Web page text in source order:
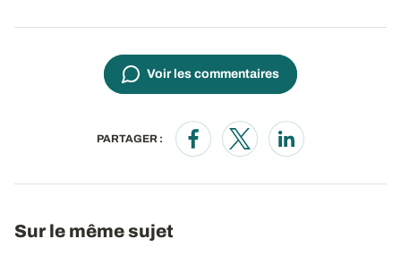
Voir les commentaires
PARTAGER :
Opens in a new window
Opens in a new window
Opens in a new
Sur le même sujet